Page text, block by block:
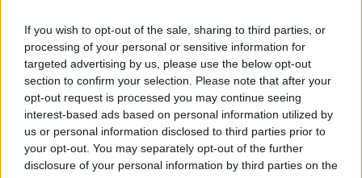
If you wish to opt-out of the sale, sharing to third parties, or
processing of your personal or sensitive information for
targeted advertising by us, please use the below opt-out
section to confirm your selection. Please note that after your
opt-out request is processed you may continue seeing
interest-based ads based on personal information utilized by
us or personal information disclosed to third parties prior to
your opt-out. You may separately opt-out of the further
disclosure of your personal information by third parties on the
Μεγαλόπολη: Θανατώθηκαν 106 πρόβατα –
Επιβεβαιώθηκε κρούσμα ευλογιάς στη
Γορτυνία